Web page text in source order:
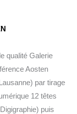
qualité Galerie
Aosten
par tirage
12 têtes
puis